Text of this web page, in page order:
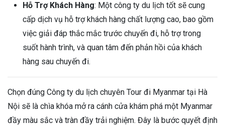
Hỗ Trợ Khách Hàng: Một công ty du lịch tốt sẽ cung
cấp dịch vụ hỗ trợ khách hàng chất lượng cao, bao gồm
việc giải đáp thắc mắc trước chuyến đi, hỗ trợ trong
suốt hành trình, và quan tâm đến phản hồi của khách
hàng sau chuyến đi.
Chọn đúng Công ty du lịch chuyên Tour đi Myanmar tại Hà
Nội sẽ là chìa khóa mở ra cánh cửa khám phá một Myanmar
đầy màu sắc và tràn đầy trải nghiệm. Đây là bước quyết định